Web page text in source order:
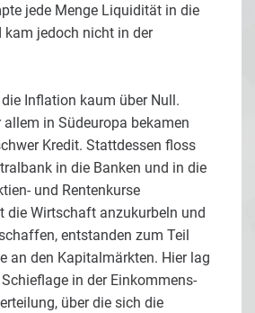
jede Menge Liquidität in die
kam jedoch nicht in der
Inflation kaum über Null.
allem in Südeuropa bekamen
Kredit. Stattdessen floss
in die Banken und in die
und Rentenkurse
die Wirtschaft anzukurbeln und
entstanden zum Teil
an den Kapitalmärkten. Hier lag
in der Einkommens-
über die sich die